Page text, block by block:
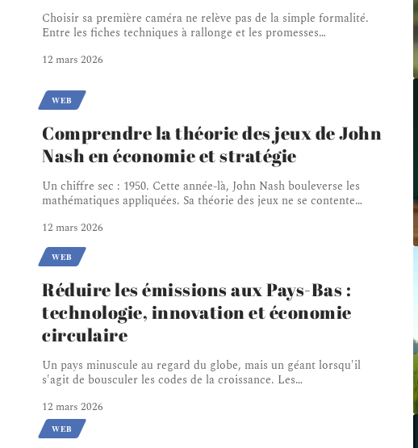
Choisir sa première caméra ne relève pas de la simple formalité.
Entre les fiches techniques à rallonge et les promesses…
12 mars 2026
WEB
Comprendre la théorie des jeux de John
Nash en économie et stratégie
Un chiffre sec : 1950. Cette année-là, John Nash bouleverse les
mathématiques appliquées. Sa théorie des jeux ne se contente…
12 mars 2026
WEB
Réduire les émissions aux Pays-Bas :
technologie, innovation et économie
circulaire
Un pays minuscule au regard du globe, mais un géant lorsqu'il
s'agit de bousculer les codes de la croissance. Les…
12 mars 2026
WEB